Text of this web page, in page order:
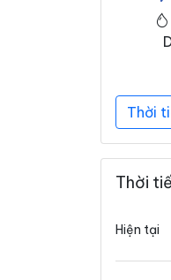
Thời
Thời
Hiện tại